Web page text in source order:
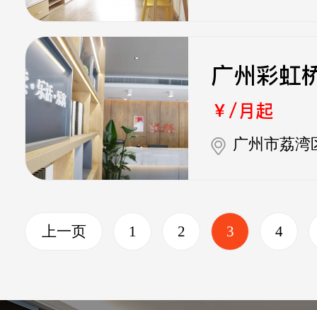
广州彩虹
￥/月起
广州市荔湾
上一页 1 2 3 4